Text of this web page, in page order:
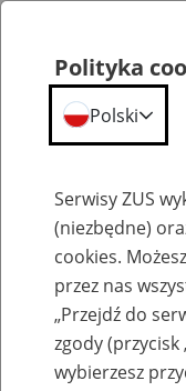
Szkolenia
Polityka
Polski
Serwisy ZUS
(niezbędne)
cookies.
przez nas
„Przejdź do
zgody (przycisk
wybierzesz